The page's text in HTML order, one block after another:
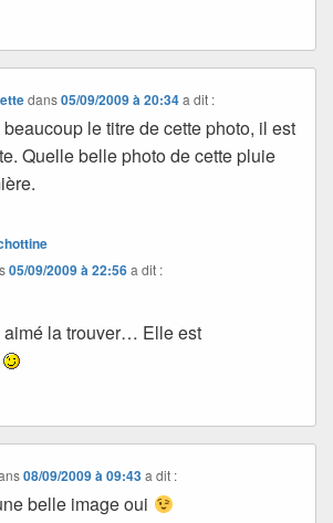
dans05/09/2009 à 20:34 a dit :
beaucoup le titre de cette photo, il est
Quelle belle photo de cette pluie
05/09/2009 à 22:56a dit :
aimé la trouver… Elle est
08/09/2009 à 09:43 a dit :
belle image oui